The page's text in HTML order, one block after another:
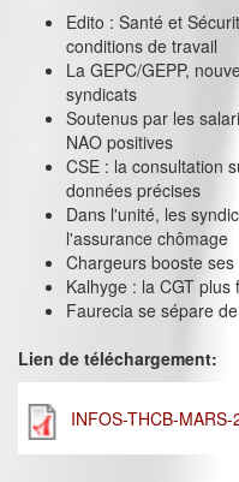
Edito : Santé et
conditions de travail
La GEPC/GEPP,
syndicats
Soutenus par les
NAO positives
CSE : la consultation
données précises
Dans l'unité, les
l'assurance chômage
Chargeurs booste
Kalhyge : la CGT plus
Faurecia se sépare
Lien de téléchargement:
INFOS-THCB-